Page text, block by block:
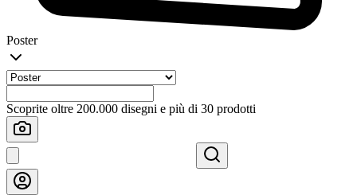
Poster
Scoprite oltre 200.000 disegni e più di 30 prodotti